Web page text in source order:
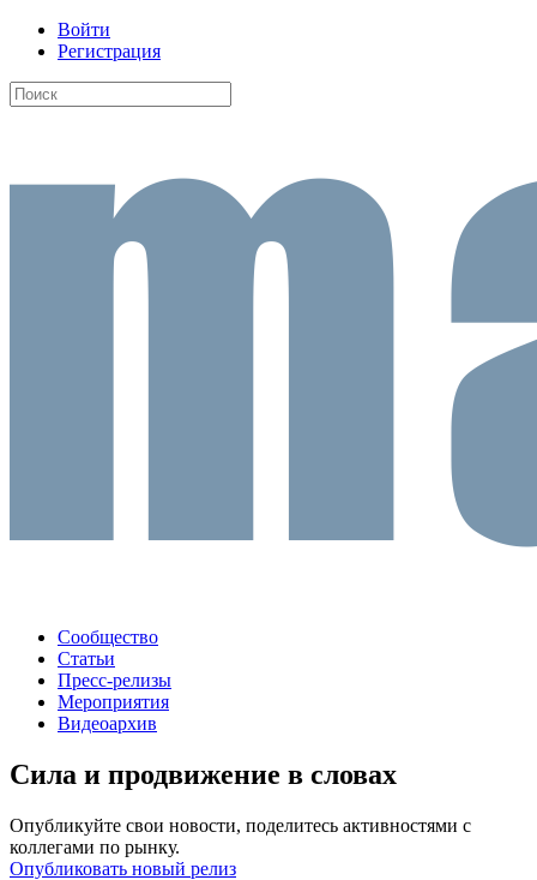
Войти
Регистрация
Сообщество
Статьи
Пресс-релизы
Мероприятия
Видеоархив
Сила и продвижение в словах
Опубликуйте свои новости, поделитесь активностями с
коллегами по рынку.
Опубликовать новый релиз